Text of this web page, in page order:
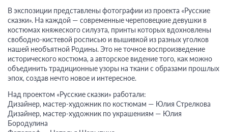
В экспозиции представлены фотографии из проекта «Русские
сказки». На каждой — современные череповецкие девушки в
костюмах княжеского силуэта, принты которых вдохновлены
свободно-кистевой росписью и вышивкой из разных уголков
нашей необъятной Родины. Это не точное воспроизведение
исторического костюма, а авторское видение того, как можно
объединить традиционные узоры на ткани с образами прошлых
эпох, создав нечто новое и интересное.
Над проектом «Русские сказки» работали:
Дизайнер, мастер-художник по костюмам — Юлия Стрелкова
Дизайнер, мастер-художник по украшениям — Юлия
Бородулина